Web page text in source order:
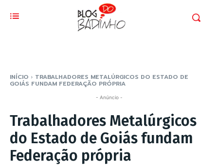
INÍCIO TRABALHADORES METALÚRGICOS DO ESTADO DE
GOIÁS FUNDAM FEDERAÇÃO PRÓPRIA
- Anúncio -
Trabalhadores Metalúrgicos
do Estado de Goiás fundam
Federação própria